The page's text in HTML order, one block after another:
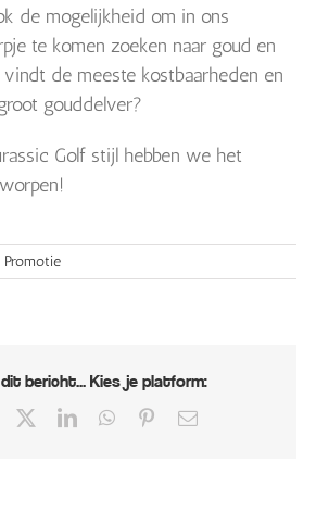
de mogelijkheid om in ons
te komen zoeken naar goud en
vindt de meeste kostbaarheden en
gouddelver?
Golf stijl hebben we het
Promotie
bericht... Kies je platform:
Facebook LinkedInWhatsApp
Pinterest
E-